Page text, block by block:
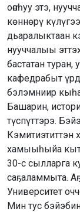
оҥоһуу этэ,
көннөрү
дьаралыктаан
нууччалыы
бастатан туран,
кафедрабыт
бэлэмниир
Башарин,
түспүттэрэ.
Кэмитиэтиттэн
хамыыһыйа
30-с сылларга
саҕаламмыта.
Университет
Мин тус